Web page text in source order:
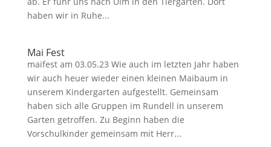
haben wir in Ruhe...
Mai Fest
maifest am 03.05.23 Wie auch im letzten Jahr haben
wir auch heuer wieder einen kleinen Maibaum in
unserem Kindergarten aufgestellt. Gemeinsam
haben sich alle Gruppen im Rundell in unserem
Garten getroffen. Zu Beginn haben die
Vorschulkinder gemeinsam mit Herr...